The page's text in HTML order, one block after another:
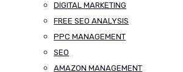
DIGITAL MARKETING
FREE SEO ANALYSIS
PPC MANAGEMENT
SEO
AMAZON MANAGEMENT